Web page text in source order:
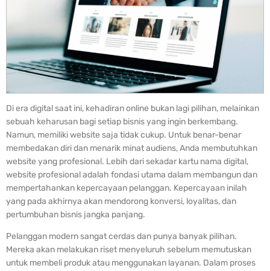
Di era digital saat ini, kehadiran online bukan lagi pilihan, melainkan
sebuah keharusan bagi setiap bisnis yang ingin berkembang.
Namun, memiliki website saja tidak cukup. Untuk benar-benar
membedakan diri dan menarik minat audiens, Anda membutuhkan
website yang profesional. Lebih dari sekadar kartu nama digital,
website profesional adalah fondasi utama dalam membangun dan
mempertahankan kepercayaan pelanggan. Kepercayaan inilah
yang pada akhirnya akan mendorong konversi, loyalitas, dan
pertumbuhan bisnis jangka panjang.
Pelanggan modern sangat cerdas dan punya banyak pilihan.
Mereka akan melakukan riset menyeluruh sebelum memutuskan
untuk membeli produk atau menggunakan layanan. Dalam proses